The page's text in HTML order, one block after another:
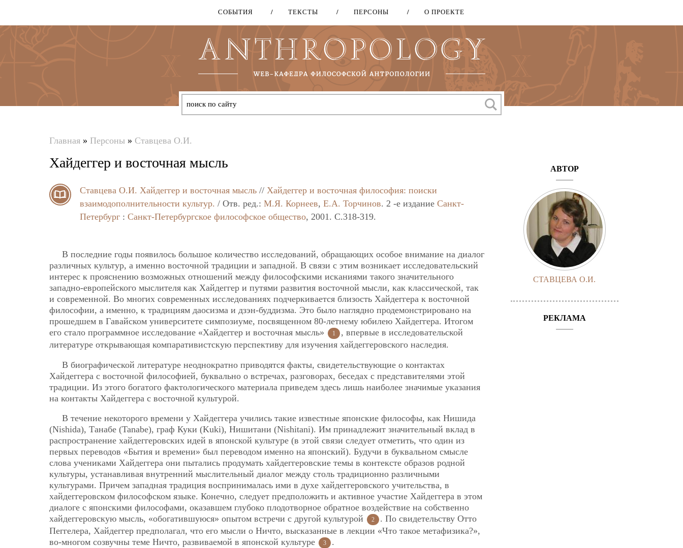
Перейти
основному
содержанию
СОБЫТИЯ ТЕКСТЫ ПЕРСОНЫ О ПРОЕКТЕ
здесь
Главная » Персоны » Ставцева О.И.
Хайдеггер и восточная мысль
Ставцева О.И. Хайдеггер и восточная мысль // Хайдеггер и восточная философия: поиски
взаимодополнительности культур. / Отв. ред.: М.Я. Корнеев, Е.А. Торчинов. 2 -е издание Санкт-
Петербург : Санкт-Петербургское философское общество, 2001. C.318-319.
В последние годы появилось большое количество исследований, обращающих особое внимание на диалог
различных культур, а именно восточной традиции и западной. В связи с этим возникает исследовательский
интерес к прояснению возможных отношений между философскими исканиями такого значительного
западно-европейского мыслителя как Хайдеггер и путями развития восточной мысли, как классической, так
и современной. Во многих современных исследованиях подчеркивается близость Хайдеггера к восточной
философии, а именно, к традициям даосизма и дзэн-буддизма. Это было наглядно продемонстрировано на
прошедшем в Гавайском университете симпозиуме, посвященном 80-летнему юбилею Хайдеггера. Итогом
его стало программное исследование «Хайдеггер и восточная мысль»
1
, впервые в исследовательской
литературе открывающая компаративистскую перспективу для изучения хайдеггеровского наследия.
В биографической литературе неоднократно приводятся факты, свидетельствующие о контактах
Хайдеггера с восточной философией, буквально о встречах, разговорах, беседах с представителями этой
традиции. Из этого богатого фактологического материала приведем здесь лишь наиболее значимые указания
на контакты Хайдеггера с восточной культурой.
В течение некоторого времени у Хайдеггера учились такие известные японские философы, как Нишида
(Nishida), Танабе (Tanabe), граф Куки (Kuki), Нишитани (Nishitani). Им принадлежит значительный вклад в
распространение хайдеггеровских идей в японской культуре (в этой связи следует отметить, что один из
первых переводов «Бытия и времени» был переводом именно на японский). Будучи в буквальном смысле
слова учениками Хайдеггера они пытались продумать хайдеггеровские темы в контексте образов родной
культуры, устанавливая внутренний мыслительный диалог между столь традиционно различными
культурами. Причем западная традиция воспринималась ими в духе хайдеггеровского учительства, в
хайдеггеровском философском языке. Конечно, следует предположить и активное участие Хайдеггера в этом
диалоге с японскими философами, оказавшем глубоко плодотворное обратное воздействие на собственно
хайдеггеровскую мысль, «обогатившуюся» опытом встречи с другой культурой
2
. По свидетельству Отто
Пеггелера, Хайдеггер предполагал, что его мысли о Ничто, высказанные в лекции «Что такое метафизика?»,
во-многом созвучны теме Ничто, развиваемой в японской культуре
3 .
АВТОР
СТАВЦЕВА О.И.
РЕКЛАМА